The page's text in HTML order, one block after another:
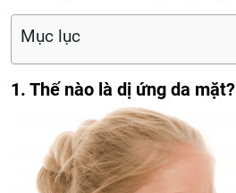
Mục lục
1. Thế nào là dị ứng da mặt?